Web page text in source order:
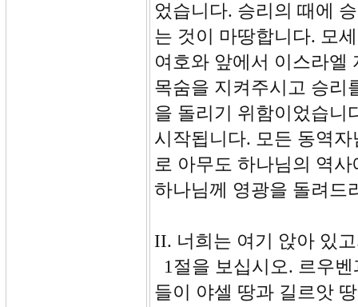
었습니다. 승리의 때에
는 것이 마땅합니다. 모
여호와 앞에서 이스라엘
목숨을 지켜주시고 승리
을 돌리기 위함이었습니
시작됩니다. 모든 동역
로 아무도 하나님의 역
하나님께 영광을 돌려드
II. 너희는 여기 앉아 있
1절을 보십시오. 르우
들이 야셀 땅과 길르앗